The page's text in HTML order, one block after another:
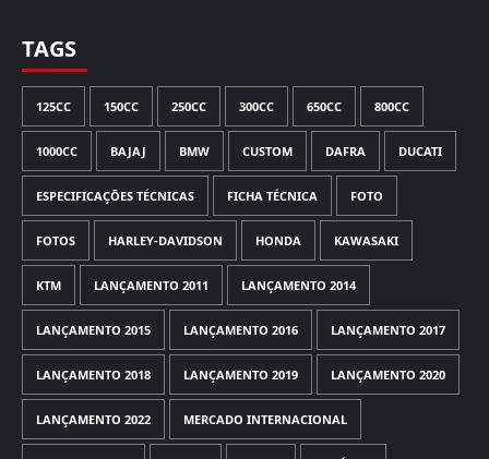
TAGS
125CC 150CC 250CC 300CC 650CC 800CC
1000CC BAJAJ BMW CUSTOM DAFRA DUCATI
ESPECIFICAÇÕES TÉCNICAS FICHA TÉCNICA FOTO
FOTOS HARLEY-DAVIDSON HONDA KAWASAKI
KTM LANÇAMENTO 2011 LANÇAMENTO 2014
LANÇAMENTO 2015 LANÇAMENTO 2016 LANÇAMENTO 2017
LANÇAMENTO 2018 LANÇAMENTO 2019 LANÇAMENTO 2020
LANÇAMENTO 2022 MERCADO INTERNACIONAL